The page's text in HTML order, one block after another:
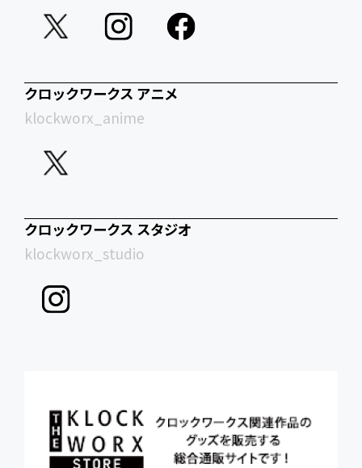
クロックワークス アニメ
klockworx_anime
クロックワークス スタジオ
klockworx_studio